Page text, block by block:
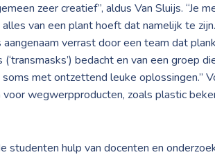
zeer creatief”, aldus Van Sluijs.
van een plant hoeft dat namelijk te
verrast door een team dat
bedacht en van een
soms met ontzettend leuke oplossingen.”
wegwerpproducten, zoals plastic
studenten hulp van docenten en